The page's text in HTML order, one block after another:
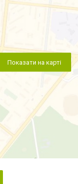
Показати на карті